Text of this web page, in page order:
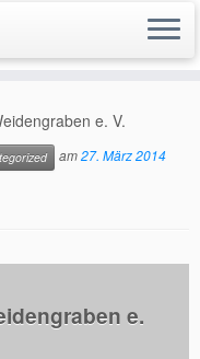
e. V.
am27. März 2014
e.